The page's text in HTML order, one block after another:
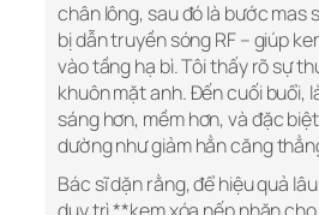
chân lông, sau đó là bước mas
bị dẫn truyền sóng RF – giúp
vào tầng hạ bì. Tôi thấy rõ sự
khuôn mặt anh. Đến cuối buổi,
sáng hơn, mềm hơn, và đặc
dường như giảm hẳn căng
Bác sĩ dặn rằng, để hiệu quả